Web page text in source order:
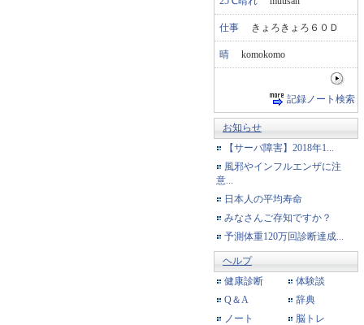
仕事 きょろきょろ６０Ｄ
晴 komokomo
記録ノート検索
お知らせ
【サーバ障害】2018年1...
風邪やインフルエンザに注
意...
日本人の平均寿命
みなさんご存知ですか？
予測体重120万回診断達成...
ヘルプ
健康診断
体験談
Q＆A
辞典
ノート
脳トレ